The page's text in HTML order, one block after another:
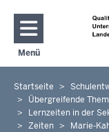
Menü
Navigation aktivieren/
Sie
befinden
sich
Startseite
Übergreifende
Lernzeiten in der
Zeiten
Marie-